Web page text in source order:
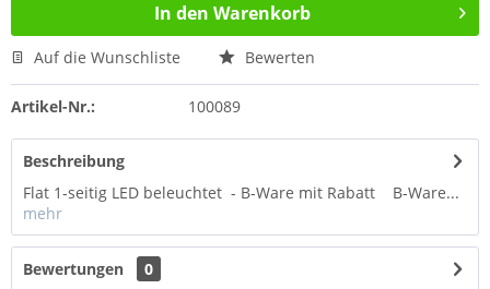
In den Warenkorb
Auf die Wunschliste Bewerten
Artikel-Nr.: 100089
Beschreibung
Flat 1-seitig LED beleuchtet - B-Ware mit Rabatt B-Ware...
mehr
Bewertungen
0